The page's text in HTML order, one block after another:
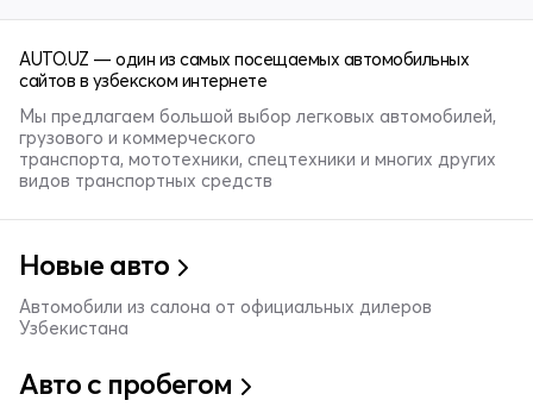
AUTO.UZ — один из самых посещаемых автомобильных
сайтов в узбекском интернете
Мы предлагаем большой выбор легковых автомобилей,
грузового и коммерческого
транспорта, мототехники, спецтехники и многих других
видов транспортных средств
Новые авто
Автомобили из салона от официальных дилеров
Узбекистана
Авто с пробегом